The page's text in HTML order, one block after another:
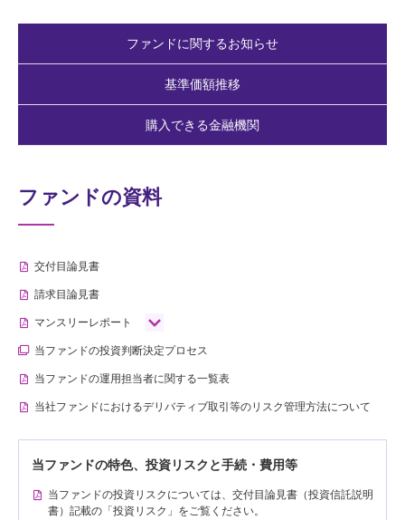
ファンドに関するお知らせ
基準価額推移
購入できる金融機関
ファンドの資料
交付目論見書
請求目論見書
マンスリーレポート
当ファンドの投資判断決定プロセス
当ファンドの運用担当者に関する一覧表
当社ファンドにおけるデリバティブ取引等のリスク管理方法について
当ファンドの特色、投資リスクと手続・費用等
当ファンドの投資リスクについては、交付目論見書（投資信託説明
書）記載の「投資リスク」をご覧ください。